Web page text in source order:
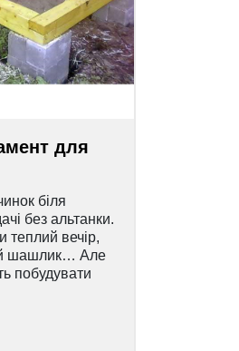
для
біля
без альтанки.
теплий вечір,
шашлик… Але
побудувати